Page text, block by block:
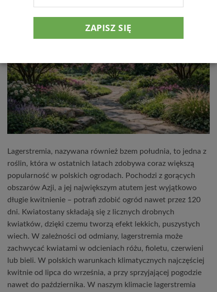
Lagerstremia, nazywana również bzem południa, to jedna z
roślin, która w ostatnich latach zdobywa coraz większą
popularność w polskich ogrodach. Pochodzi z gorących
obszarów Azji, a jej największym atutem jest wyjątkowo
długie kwitnienie – potrafi zdobić ogród nawet przez 120
dni. Kwiatostany składają się z licznych drobnych
kwiatków, dzięki czemu tworzą efekt lekkich, puszystych
wiech. W zależności od odmiany, lagerstremia może
zachwycać kwiatami w odcieniach różu, fioletu, czerwieni
lub bieli. W polskich warunkach klimatycznych najczęściej
kwitnie od lipca do września, a przy sprzyjającej pogodzie
nawet do października. W naszym klimacie lagerstremia